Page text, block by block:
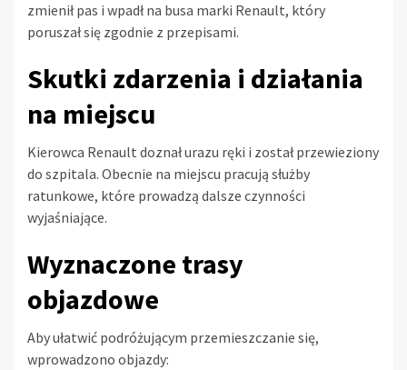
zmienił pas i wpadł na busa marki Renault, który
poruszał się zgodnie z przepisami.
Skutki zdarzenia i działania
na miejscu
Kierowca Renault doznał urazu ręki i został przewieziony
do szpitala. Obecnie na miejscu pracują służby
ratunkowe, które prowadzą dalsze czynności
wyjaśniające.
Wyznaczone trasy
objazdowe
Aby ułatwić podróżującym przemieszczanie się,
wprowadzono objazdy: